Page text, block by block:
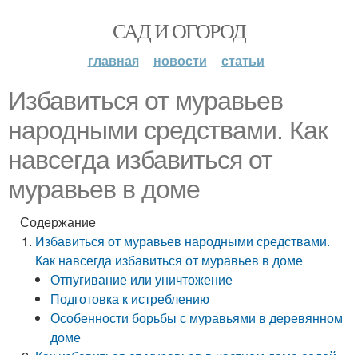
САД И ОГОРОД
главная новости статьи
Избавиться от муравьев
народными средствами. Как
навсегда избавиться от
муравьев в доме
Содержание
Избавиться от муравьев народными средствами.
Как навсегда избавиться от муравьев в доме
Отпугивание или уничтожение
Подготовка к истреблению
Особенности борьбы с муравьями в деревянном
доме